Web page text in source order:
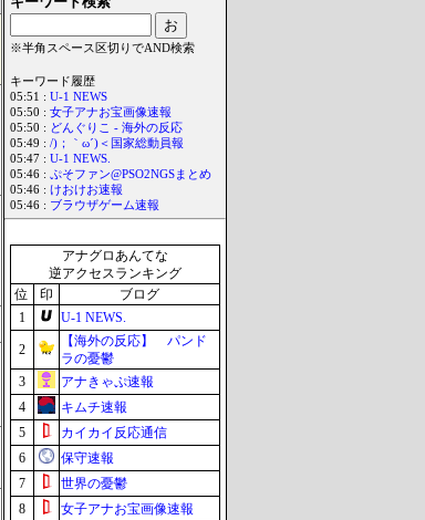
※半角スペース区切りでAND検索
キーワード履歴
05:51 : U-1 NEWS
05:50 : 女子アナお宝画像速報
05:50 : どんぐりこ - 海外の反応
05:49 : /)；｀ω´)＜国家総動員報
05:47 : U-1 NEWS.
05:46 : ぷそファン@PSO2NGSまとめ
05:46 : けおけお速報
05:46 : ブラウザゲーム速報
アナグロあんてな
逆アクセスランキング
位
印
ブログ
1
U-1 NEWS.
2
【海外の反応】 パンド
ラの憂鬱
3
アナきゃぷ速報
4
キムチ速報
5
カイカイ反応通信
6
保守速報
7
世界の憂鬱
8
女子アナお宝画像速報